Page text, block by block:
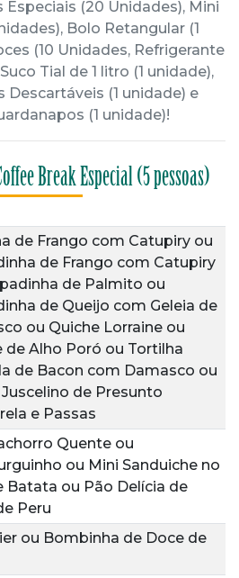
Especiais (20 Unidades), Mini
Bolo Retangular (1
(10 Unidades, Refrigerante
Tial de 1 litro (1 unidade),
Descartáveis (1 unidade) e
(1 unidade)!
Break Especial (5 pessoas)
de Frango com Catupiry ou
de Frango com Catupiry
de Palmito ou
de Queijo com Geleia de
ou Quiche Lorraine ou
de Alho Poró ou Tortilha
de Bacon com Damasco ou
de Presunto
e Passas
Quente ou
ou Mini Sanduiche no
Batata ou Pão Delícia de
Peru
ou Bombinha de Doce de